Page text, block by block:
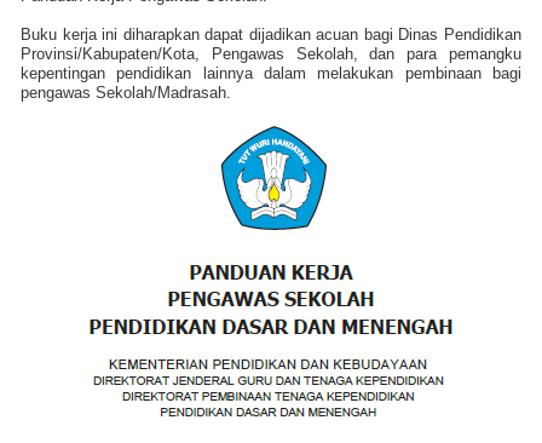
Buku kerja ini diharapkan dapat dijadikan acuan bagi Dinas Pendidikan
Provinsi/Kabupaten/Kota, Pengawas Sekolah, dan para pemangku
kepentingan pendidikan lainnya dalam melakukan pembinaan bagi
pengawas Sekolah/Madrasah.